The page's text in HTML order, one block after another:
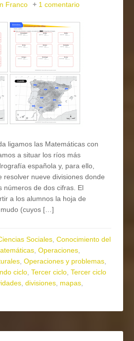
Franco 1 comentario
ligamos las Matemáticas con
a situar los ríos más
española y, para ello,
resolver nueve divisiones donde
números de dos cifras. El
a los alumnos la hoja de
(cuyos […]
Sociales,Conocimiento del
,Operaciones,
,Operaciones y problemas,
ciclo,Tercer ciclo,Tercer ciclo
,divisiones, mapas,